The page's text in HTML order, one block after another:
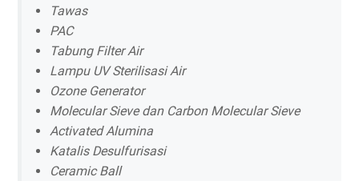
Tawas
PAC
Tabung Filter Air
Lampu UV Sterilisasi Air
Ozone Generator
Molecular Sieve dan Carbon Molecular Sieve
Activated Alumina
Katalis Desulfurisasi
Ceramic Ball